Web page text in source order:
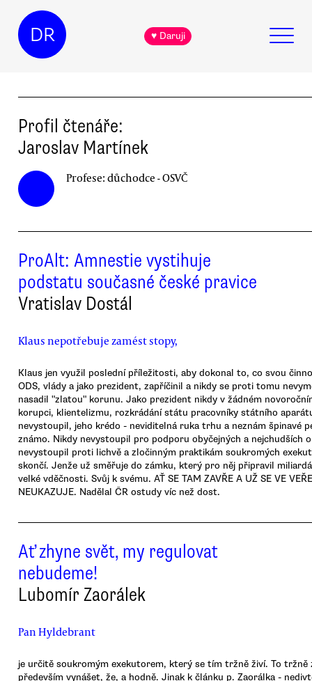
DR ♥ Daruji
Profil čtenáře:
Jaroslav Martínek
Profese:důchodce - OSVČ
ProAlt: Amnestie vystihuje
podstatu současné české pravice
Vratislav Dostál
Klaus nepotřebuje zamést stopy,
Klaus jen využil poslední příležitosti, aby dokonal to, co svou
ODS, vlády a jako prezident, zapříčinil a nikdy se proti tomu
nasadil "zlatou" korunu. Jako prezident nikdy v žádném
korupci, klientelizmu, rozkrádání státu pracovníky státního
nevystoupil, jeho krédo - neviditelná ruka trhu a neznám špinavé
známo. Nikdy nevystoupil pro podporu obyčejných a nejchudších
nevystoupil proti lichvě a zločinným praktikám soukromých
skončí. Jenže už směřuje do zámku, který pro něj připravil
velké vděčnosti. Svůj k svému. AŤ SE TAM ZAVŘE A UŽ SE VE
NEUKAZUJE. Nadělal ČR ostudy víc než dost.
Ať zhyne svět, my regulovat
nebudeme!
Lubomír Zaorálek
Pan Hyldebrant
je určitě soukromým exekutorem, který se tím tržně živí. To tržně
především vynášet, že, a hodně. Jinak k článku p. Zaorálka -